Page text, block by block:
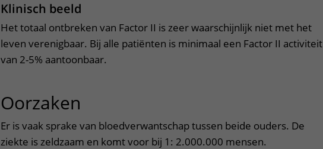
Klinisch beeld
Het totaal ontbreken van Factor II is zeer waarschijnlijk niet met het
leven verenigbaar. Bij alle patiënten is minimaal een Factor II activiteit
van 2-5% aantoonbaar.
Oorzaken
Er is vaak sprake van bloedverwantschap tussen beide ouders. De
ziekte is zeldzaam en komt voor bij 1: 2.000.000 mensen.